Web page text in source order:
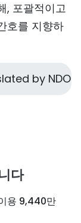
, 포괄적이고
호를 지향하
by NDO
다
용 9,440만